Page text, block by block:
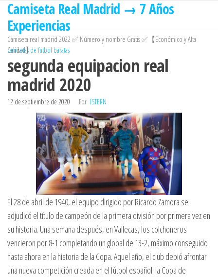
Saltar
contenido
Camiseta Real Madrid → 7 Años
Experiencias
Camiseta real madrid 2022 ✅ Número y nombre Gratis ✅【Económico y Alta
Calidad】
camisetas de futbol baratas
segunda equipacion real
madrid 2020
12 de septiembre de 2020 Por ISTERN
El 28 de abril de 1940, el equipo dirigido por Ricardo Zamora se
adjudicó el título de campeón de la primera división por primera vez en
su historia. Una semana después, en Vallecas, los colchoneros
vencieron por 8-1 completando un global de 13-2, máximo conseguido
hasta ahora en la historia de la Copa. Aquel año, el club debió afrontar
una nueva competición creada en el fútbol español: la Copa de